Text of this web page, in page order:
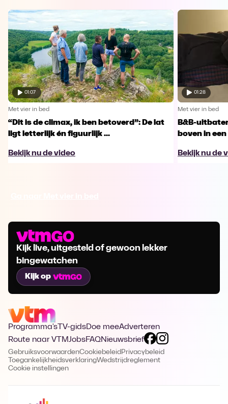
01:07
Met vier in bed
“Dit is de climax, ik ben betoverd”: De lat
ligt letterlijk én figuurlijk ...
Bekijk nu de video
01:28
Met vier in bed
B&B-
boven in
Bekijk nu de
Kijk live, uitgesteld of gewoon lekker
bingewatchen
Kijk op
Programma's TV-gidsDoe meeAdverteren
Route naar VTMJobsFAQNieuwsbrief
GebruiksvoorwaardenCookiebeleid Privacybeleid
ToegankelijkheidsverklaringWedstrijdreglement
Cookie instellingen